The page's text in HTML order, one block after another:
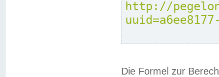
http://
Die Formel zur